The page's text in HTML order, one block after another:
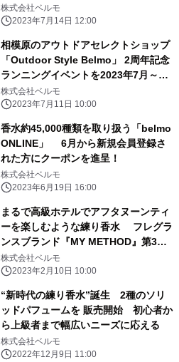
Instagramにて実施
株式会社ベルモ
2023年7月14日 12:00
相模原のアウトドアセレクトショップ
「Outdoor Style Belmo」 2周年記念
ランニングイベントを2023年7月～8
月に開催
株式会社ベルモ
2023年7月11日 10:00
香水約45,000種類を取り扱う「belmo
ONLINE」 6月から新規会員登録さ
れた方にクーポンを進呈！
株式会社ベルモ
2023年6月19日 16:00
まるで高級ホテルでアフタヌーンティ
ーを楽しむような練り香水 フレグラ
ンスブランド『MY METHOD』第3弾
を販売開始
株式会社ベルモ
2023年2月10日 10:00
“新時代の練り香水”誕生 2種のソリ
ッドパフュームを 販売開始 初心者か
ら上級者まで幅広いニーズに応える
株式会社ベルモ
2022年12月9日 11:00